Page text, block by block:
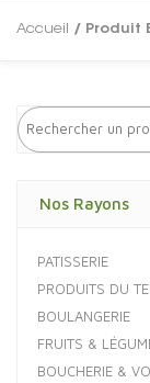
Accueil / Produit
Nos Rayons
PATISSERIE
PRODUITS DU
BOULANGERIE
FRUITS &
BOUCHERIE &